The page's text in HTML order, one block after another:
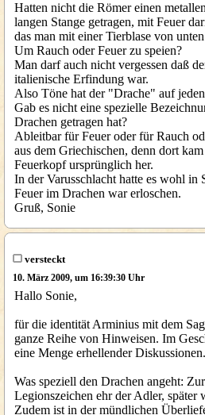
Hatten nicht die Römer einen
langen Stange getragen, mit Feuer
das man mit einer Tierblase von
Um Rauch oder Feuer zu speien?
Man darf auch nicht vergessen daß
italienische Erfindung war.
Also Töne hat der "Drache" auf
Gab es nicht eine spezielle
Drachen getragen hat?
Ableitbar für Feuer oder für Rauch
aus dem Griechischen, denn dort
Feuerkopf ursprünglich her.
In der Varusschlacht hatte es wohl in
Feuer im Drachen war erloschen.
Gruß, Sonie
versteckt
10. März 2009, um 16:39:30 Uhr
Hallo Sonie,
für die identität Arminius mit dem
ganze Reihe von Hinweisen. Im
eine Menge erhellender Diskussionen.
Was speziell den Drachen angeht:
Legionszeichen ehr der Adler, später
Zudem ist in der mündlichen